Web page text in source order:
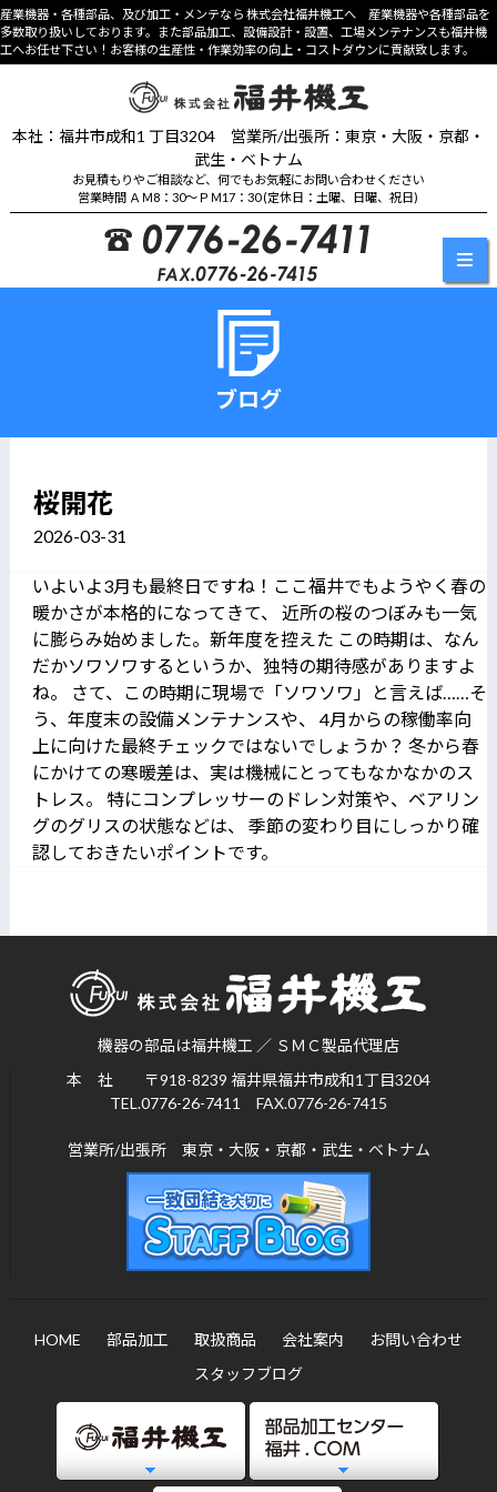
産業機器・各種部品、及び加工・メンテなら 株式会社福井機工へ 産業機器や各種部品を
多数取り扱いしております。また部品加工、設備設計・設置、工場メンテナンスも福井機
工へお任せ下さい！お客様の生産性・作業効率の向上・コストダウンに貢献致します。
本社：福井市成和1 丁目3204 営業所/出張所：東京・大阪・京都・
武生・ベトナム
お見積もりやご相談など、何でもお気軽にお問い合わせください
営業時間 ＡＭ8：30～ＰＭ17：30 (定休日：土曜、日曜、祝日)
ブログ
桜開花
2026-03-31
いよいよ3月も最終日ですね！ここ福井でもようやく春の
暖かさが本格的になってきて、 近所の桜のつぼみも一気
に膨らみ始めました。新年度を控えた この時期は、なん
だかソワソワするというか、独特の期待感がありますよ
ね。 さて、この時期に現場で「ソワソワ」と言えば……そ
う、年度末の設備メンテナンスや、 4月からの稼働率向
上に向けた最終チェックではないでしょうか？ 冬から春
にかけての寒暖差は、実は機械にとってもなかなかのス
トレス。 特にコンプレッサーのドレン対策や、ベアリン
グのグリスの状態などは、 季節の変わり目にしっかり確
認しておきたいポイントです。
機器の部品は福井機工 ／ ＳＭＣ製品代理店
本 社 〒918-8239 福井県福井市成和1丁目3204
TEL.0776-26-7411
FAX.0776-26-7415
営業所/出張所 東京・大阪・京都・武生・ベトナム
HOME 部品加工 取扱商品 会社案内
お問い合わせ
スタッフブログ